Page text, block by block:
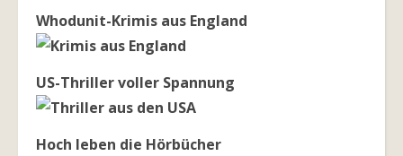
Whodunit-Krimis aus England
US-Thriller voller Spannung
Hoch leben die Hörbücher